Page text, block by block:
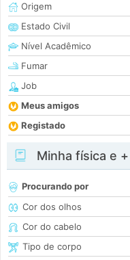
Origem
Estado Civil
Nível Acadêmico
Fumar
Job
Meus amigos
Registado
Minha física e +
Procurando por
Cor dos olhos
Cor do cabelo
Tipo de corpo